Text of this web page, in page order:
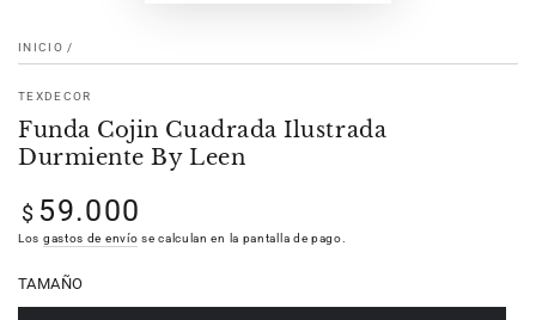
INICIO /
TEXDECOR
Funda Cojin Cuadrada Ilustrada
Durmiente By Leen
Precio
regular
$ 59.000
Los gastos de envío se calculan en la pantalla de pago.
TAMAÑO